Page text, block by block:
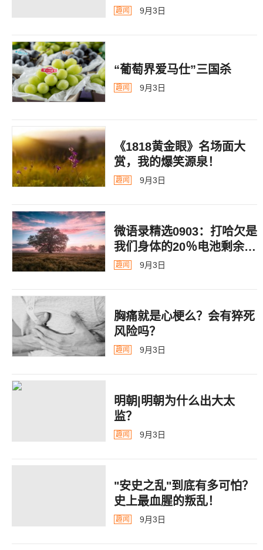
趣闻 9月3日
“葡萄界爱马仕”三国杀
趣闻 9月3日
《1818黄金眼》名场面大
赏，我的爆笑源泉！
趣闻 9月3日
微语录精选0903：打哈欠是
我们身体的20％电池剩余警
告
趣闻 9月3日
胸痛就是心梗么？会有猝死
风险吗？
趣闻 9月3日
明朝|明朝为什么出大太
监？ ​​​
趣闻 9月3日
"安史之乱"到底有多可怕？
史上最血腥的叛乱！
趣闻 9月3日